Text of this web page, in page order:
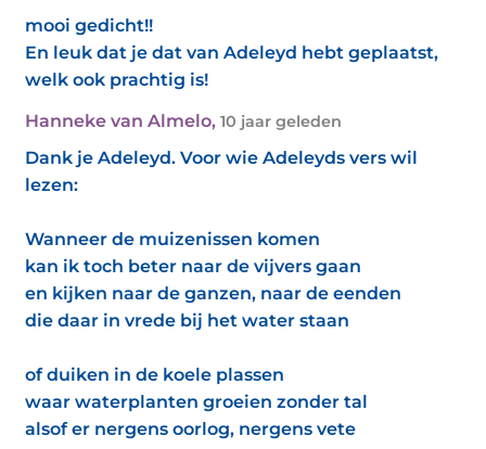
mooi gedicht!!
En leuk dat je dat van Adeleyd hebt geplaatst,
welk ook prachtig is!
Hanneke van Almelo, 10 jaar geleden
Dank je Adeleyd. Voor wie Adeleyds vers wil
lezen:
Wanneer de muizenissen komen
kan ik toch beter naar de vijvers gaan
en kijken naar de ganzen, naar de eenden
die daar in vrede bij het water staan
of duiken in de koele plassen
waar waterplanten groeien zonder tal
alsof er nergens oorlog, nergens vete